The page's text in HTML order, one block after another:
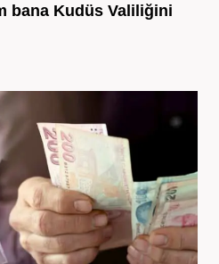
bana Kudüs Valiliğini